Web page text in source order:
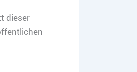
dieser